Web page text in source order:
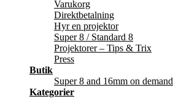
Varukorg
Direktbetalning
Hyr en projektor
Super 8 / Standard 8
Projektorer – Tips & Trix
Press
Butik
Super 8 and 16mm on demand
Kategorier